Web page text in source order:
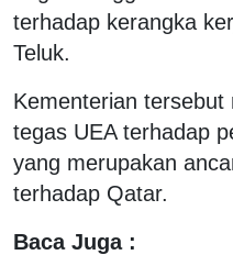
terhadap kerangka
Teluk.
Kementerian tersebut
tegas UEA terhadap
yang merupakan
terhadap Qatar.
Baca Juga :